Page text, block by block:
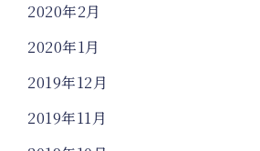
2020年2月
2020年1月
2019年12月
2019年11月